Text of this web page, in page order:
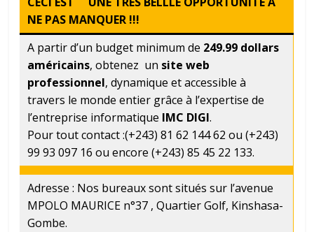
NE PAS MANQUER !!!
A partir d’un budget minimum de 249.99 dollars
américains, obtenez un site web
professionnel, dynamique et accessible à
travers le monde entier grâce à l’expertise de
l’entreprise informatique IMC DIGI.
Pour tout contact :(+243) 81 62 144 62 ou (+243)
99 93 097 16 ou encore (+243) 85 45 22 133.
Adresse : Nos bureaux sont situés sur l’avenue
MPOLO MAURICE n°37 , Quartier Golf, Kinshasa-
Gombe.